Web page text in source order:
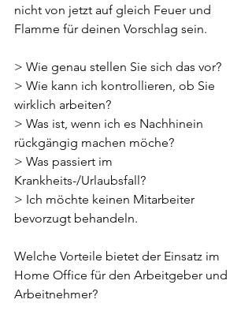
nicht von jetzt auf gleich Feuer und
Flamme für deinen Vorschlag sein.
> Wie genau stellen Sie sich das vor?
> Wie kann ich kontrollieren, ob Sie
wirklich arbeiten?
> Was ist, wenn ich es Nachhinein
rückgängig machen möche?
> Was passiert im
Krankheits-/Urlaubsfall?
> Ich möchte keinen Mitarbeiter
bevorzugt behandeln.
Welche Vorteile bietet der Einsatz im
Home Office für den Arbeitgeber und
Arbeitnehmer?